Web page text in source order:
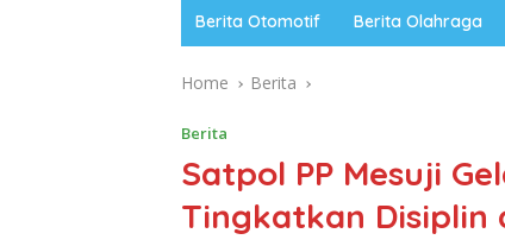
a
d
Berita Otomotif Berita Olahraga
Home Berita
Berita
Satpol PP Mesuji
Tingkatkan Disiplin